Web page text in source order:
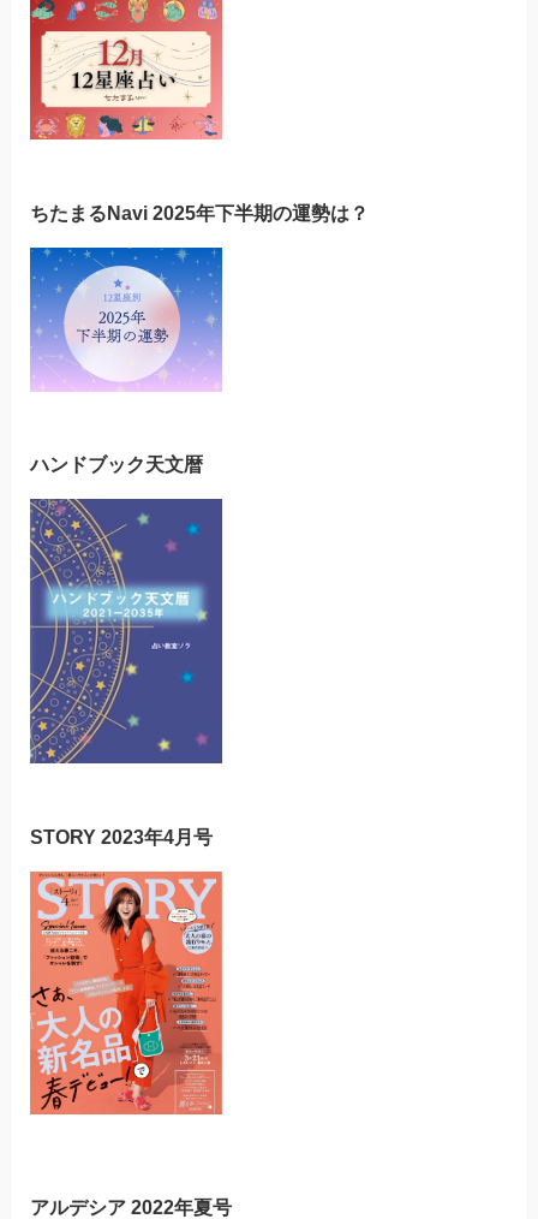
ちたまるNavi 2025年下半期の運勢は？
ハンドブック天文暦
STORY 2023年4月号
アルデシア 2022年夏号